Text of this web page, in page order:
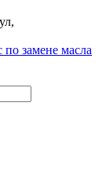
по замене масла